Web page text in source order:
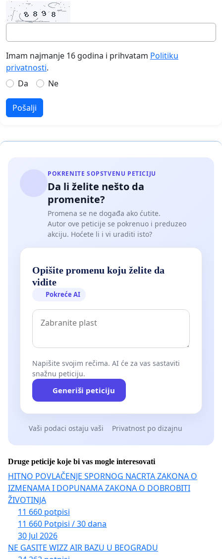
Imam najmanje 16 godina i prihvatam Politiku
privatnosti.
Da
Ne
Pošalji
POKRENITE SOPSTVENU PETICIJU
Da li želite nešto da
promenite?
Promena se ne događa ako ćutite.
Autor ove peticije se pokrenuo i preduzeo
akciju. Hoćete li i vi uraditi isto?
Opišite promenu koju želite da
vidite
Pokreće AI
Napišite svojim rečima. AI će za vas sastaviti
snažnu peticiju.
Generiši peticiju
Vaši podaci ostaju vaši Privatnost po dizajnu
Druge peticije koje bi vas mogle interesovati
HITNO POVLAČENJE SPORNOG NACRTA ZAKONA O
IZMENAMA I DOPUNAMA ZAKONA O DOBROBITI
ŽIVOTINJA
11 660 potpisi
11 660 Potpisi / 30 dana
30 Jul 2026
NE GASITE WIZZ AIR BAZU U BEOGRADU